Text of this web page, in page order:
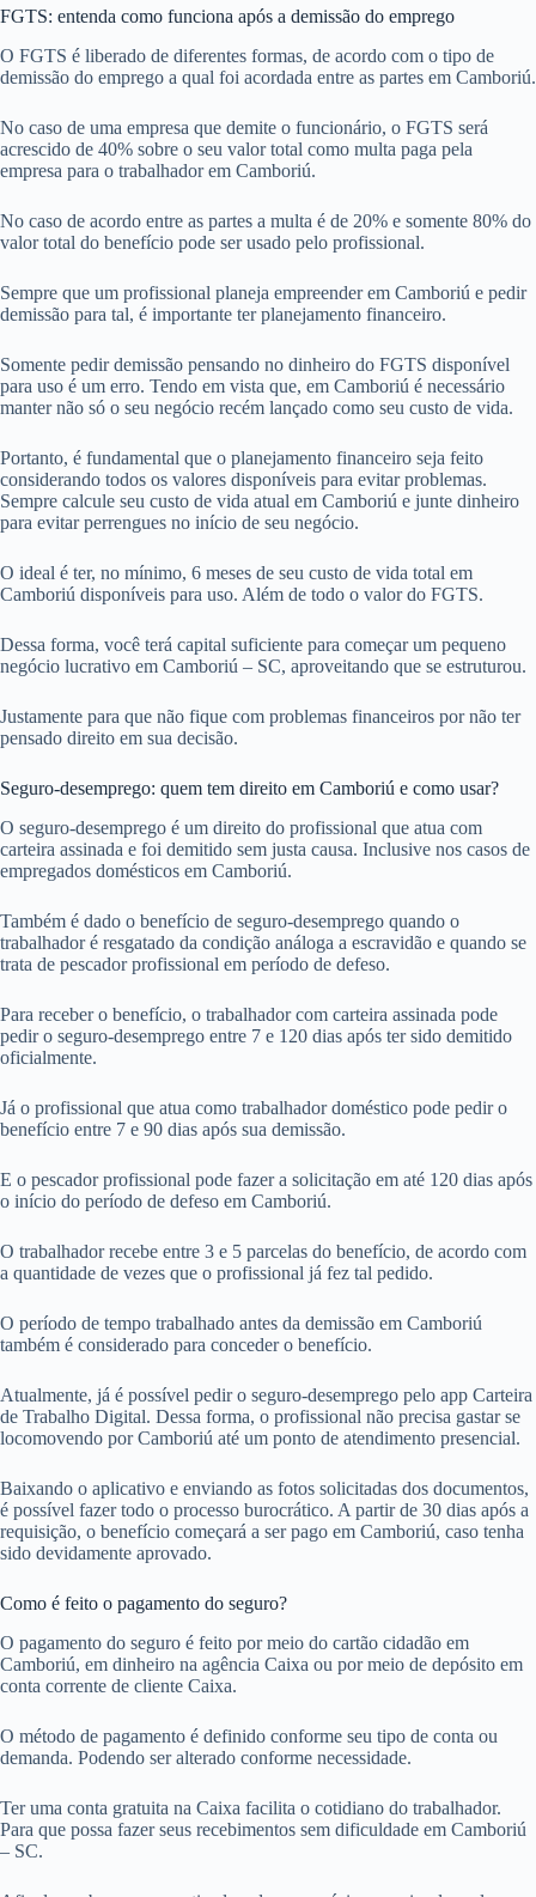
FGTS: entenda como funciona após a demissão do emprego
O FGTS é liberado de diferentes formas, de acordo com o tipo de
demissão do emprego a qual foi acordada entre as partes em Camboriú.
No caso de uma empresa que demite o funcionário, o FGTS será
acrescido de 40% sobre o seu valor total como multa paga pela
empresa para o trabalhador em Camboriú.
No caso de acordo entre as partes a multa é de 20% e somente 80% do
valor total do benefício pode ser usado pelo profissional.
Sempre que um profissional planeja empreender em Camboriú e pedir
demissão para tal, é importante ter planejamento financeiro.
Somente pedir demissão pensando no dinheiro do FGTS disponível
para uso é um erro. Tendo em vista que, em Camboriú é necessário
manter não só o seu negócio recém lançado como seu custo de vida.
Portanto, é fundamental que o planejamento financeiro seja feito
considerando todos os valores disponíveis para evitar problemas.
Sempre calcule seu custo de vida atual em Camboriú e junte dinheiro
para evitar perrengues no início de seu negócio.
O ideal é ter, no mínimo, 6 meses de seu custo de vida total em
Camboriú disponíveis para uso. Além de todo o valor do FGTS.
Dessa forma, você terá capital suficiente para começar um pequeno
negócio lucrativo em Camboriú – SC, aproveitando que se estruturou.
Justamente para que não fique com problemas financeiros por não ter
pensado direito em sua decisão.
Seguro-desemprego: quem tem direito em Camboriú e como usar?
O seguro-desemprego é um direito do profissional que atua com
carteira assinada e foi demitido sem justa causa. Inclusive nos casos de
empregados domésticos em Camboriú.
Também é dado o benefício de seguro-desemprego quando o
trabalhador é resgatado da condição análoga a escravidão e quando se
trata de pescador profissional em período de defeso.
Para receber o benefício, o trabalhador com carteira assinada pode
pedir o seguro-desemprego entre 7 e 120 dias após ter sido demitido
oficialmente.
Já o profissional que atua como trabalhador doméstico pode pedir o
benefício entre 7 e 90 dias após sua demissão.
E o pescador profissional pode fazer a solicitação em até 120 dias após
o início do período de defeso em Camboriú.
O trabalhador recebe entre 3 e 5 parcelas do benefício, de acordo com
a quantidade de vezes que o profissional já fez tal pedido.
O período de tempo trabalhado antes da demissão em Camboriú
também é considerado para conceder o benefício.
Atualmente, já é possível pedir o seguro-desemprego pelo app Carteira
de Trabalho Digital. Dessa forma, o profissional não precisa gastar se
locomovendo por Camboriú até um ponto de atendimento presencial.
Baixando o aplicativo e enviando as fotos solicitadas dos documentos,
é possível fazer todo o processo burocrático. A partir de 30 dias após a
requisição, o benefício começará a ser pago em Camboriú, caso tenha
sido devidamente aprovado.
Como é feito o pagamento do seguro?
O pagamento do seguro é feito por meio do cartão cidadão em
Camboriú, em dinheiro na agência Caixa ou por meio de depósito em
conta corrente de cliente Caixa.
O método de pagamento é definido conforme seu tipo de conta ou
demanda. Podendo ser alterado conforme necessidade.
Ter uma conta gratuita na Caixa facilita o cotidiano do trabalhador.
Para que possa fazer seus recebimentos sem dificuldade em Camboriú
– SC.